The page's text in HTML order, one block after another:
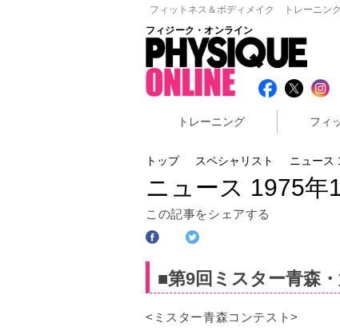
フィットネス＆ボディメイク トレーニン
フィジーク・オンライン
トレーニング フィ
トップ スペシャリスト ニュース
ニュース 1975年
この記事をシェアする
■第9回ミスター青森
<ミスター青森コンテスト>